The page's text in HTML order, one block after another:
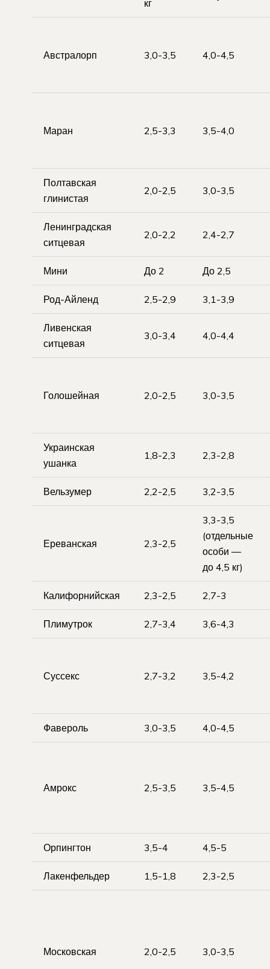
кг
Австралорп 3,0-3,5 4,0-4,5
Маран 2,5-3,3 3,5-4,0
Полтавская
глинистая
2,0-2,5 3,0-3,5
Ленинградская
ситцевая
2,0-2,2 2,4-2,7
Мини До 2 До 2,5
Род-Айленд 2,5-2,9 3,1-3,9
Ливенская
ситцевая
3,0-3,4 4,0-4,4
Голошейная 2,0-2,5 3,0-3,5
Украинская
ушанка
1,8-2,3 2,3-2,8
Вельзумер 2,2-2,5 3,2-3,5
Ереванская 2,3-2,5
3,3-3,5
(отдельные
особи —
до 4,5 кг)
Калифорнийская 2,3-2,5 2,7-3
Плимутрок 2,7-3,4 3,6-4,3
Суссекс 2,7-3,2 3,5-4,2
Фавероль 3,0-3,5 4,0-4,5
Амрокс 2,5-3,5 3,5-4,5
Орпингтон 3,5-4 4,5-5
Лакенфельдер 1,5-1,8 2,3-2,5
Московская 2,0-2,5 3,0-3,5